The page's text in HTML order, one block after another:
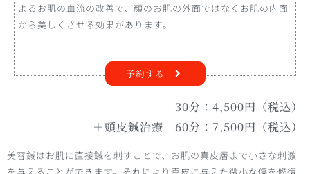
よるお肌の血流の改善で、顔のお肌の外面ではなくお肌の内面
から美しくさせる効果があります。
予約する
30分：4,500円（税込）
＋頭皮鍼治療 60分：7,500円（税込）
美容鍼はお肌に直接鍼を刺すことで、お肌の真皮層まで小さな刺激